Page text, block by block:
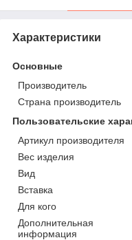
Характеристики
Основные
Производитель
Страна производитель
Пользовательские
Артикул производителя
Вес изделия
Вид
Вставка
Для кого
Дополнительная
информация